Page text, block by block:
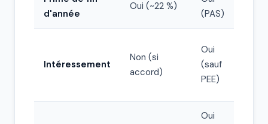
d'année
Oui (~22 %)
(PAS)
Intéressement
Non (si
accord)
Oui
(sauf
PEE)
Oui